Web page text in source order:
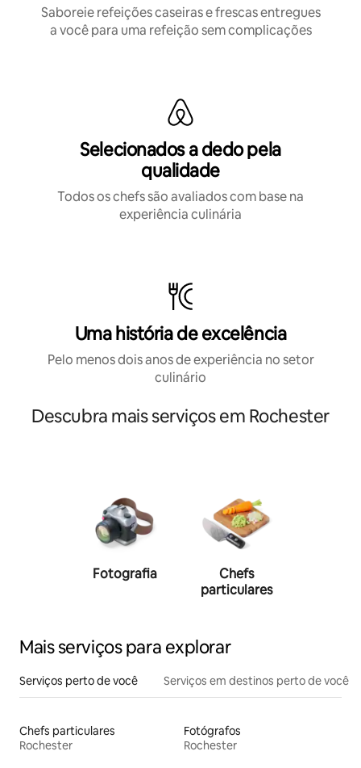
Saboreie refeições caseiras e frescas entregues
a você para uma refeição sem complicações
Selecionados a dedo pela
qualidade
Todos os chefs são avaliados com base na
experiência culinária
Uma história de excelência
Pelo menos dois anos de experiência no setor
culinário
Descubra mais serviços em Rochester
Fotografia
Chefs
particulares
Mais serviços para explorar
Serviços perto de você Serviços em destinos perto de você
Chefs particulares
Rochester
Fotógrafos
Rochester